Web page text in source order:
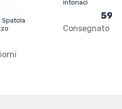
intonaci
Consegnato in